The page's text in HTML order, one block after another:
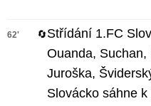
62' 🔄Střídání 1.FC
Ouanda, Suchan,
Juroška,
Slovácko sáhne